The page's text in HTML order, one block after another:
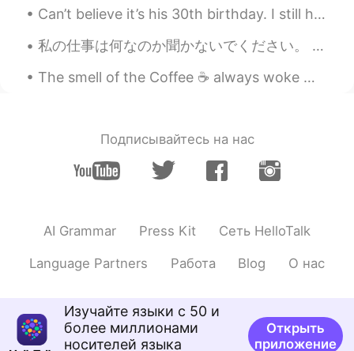
EN JP
@MASAはい！その通りです！
ケイイチ 2020.12.28 13:19
2020.12.28 13:01
EN
the best😁✨👍
takayuki 2020.12.28 12:58
You are very kind😉😉
MASA 2020.12.28 12:51
Can’t believe it’s his 30th birthday. I still have 12 days to go until mine… buuuut, I will say f...
私の仕事は何なのか聞かないでください。 19歳で印象的な仕事をしている人は誰もいません。 Please don't ask me what my job is. Nobody has an im...
The smell of the Coffee ☕ always woke me up.. 😌But I feel like a need two cups today lol! Cheers xD
Подписывайтесь на нас
AI Grammar Press Kit Сеть HelloTalk
Language Partners Работа Blog О нас
Изучайте языки с 50 и
более миллионами
носителей языка
Открыть
приложение